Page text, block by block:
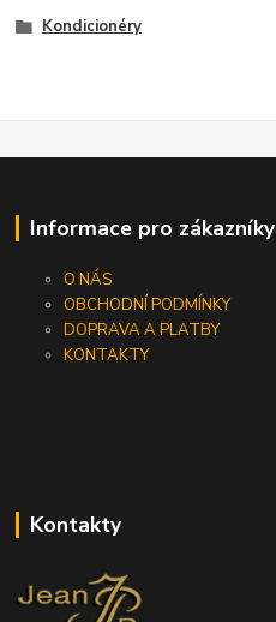
Kondicionéry
Informace pro zákazníky
O NÁS
OBCHODNÍ PODMÍNKY
DOPRAVA A PLATBY
KONTAKTY
Kontakty